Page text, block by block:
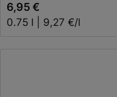
6,95 €
0.75 l | 9,27 €/l